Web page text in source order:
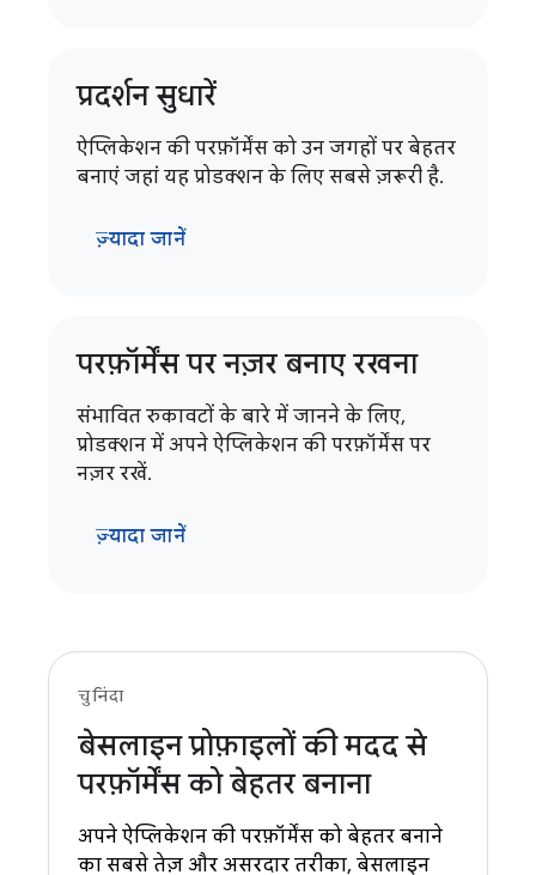
प्रदर्शन सुधारें
ऐप्लिकेशन की परफ़ॉर्मेंस को उन जगहों पर बेहतर
बनाएं जहां यह प्रोडक्शन के लिए सबसे ज़रूरी है.
ज़्यादा जानें
परफ़ॉर्मेंस पर नज़र बनाए रखना
संभावित रुकावटों के बारे में जानने के लिए,
प्रोडक्शन में अपने ऐप्लिकेशन की परफ़ॉर्मेंस पर
नज़र रखें.
ज़्यादा जानें
चुनिंदा
बेसलाइन प्रोफ़ाइलों की मदद से
परफ़ॉर्मेंस को बेहतर बनाना
अपने ऐप्लिकेशन की परफ़ॉर्मेंस को बेहतर बनाने
का सबसे तेज़ और असरदार तरीका, बेसलाइन